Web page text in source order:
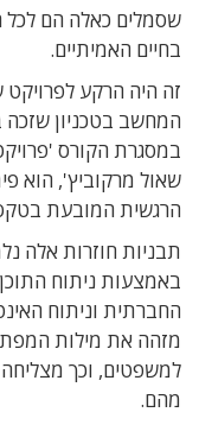
שסמלים כאלה הם לכל
בחיים האמיתיים.
זה היה הרקע
המחשב בטכניון
במסגרת הקורס
שאול מרקוביץ', הוא
הרגשית המובעת
תבניות חוזרות אלה
באמצעות ניתוח
החברתית וניתוח
מזהה את מילות
למשפטים, וכך
מהם.